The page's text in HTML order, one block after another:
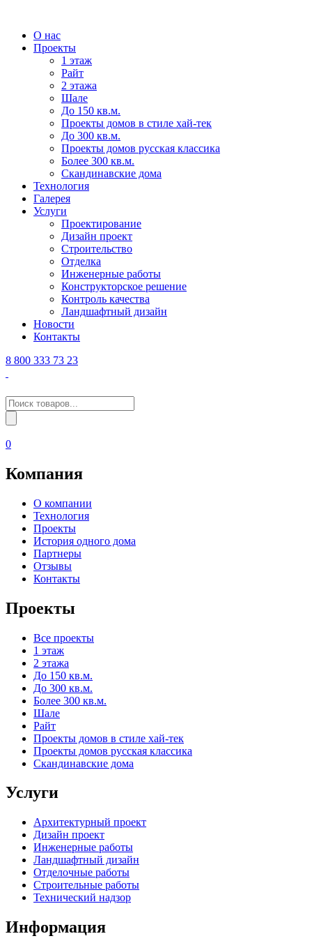
О нас
Проекты
1 этаж
Райт
2 этажа
Шале
До 150 кв.м.
Проекты домов в стиле хай-тек
До 300 кв.м.
Проекты домов русская классика
Более 300 кв.м.
Скандинавские дома
Технология
Галерея
Услуги
Проектирование
Дизайн проект
Строительство
Отделка
Инженерные работы
Конструкторское решение
Контроль качества
Ландшафтный дизайн
Новости
Контакты
8 800 333 73 23
Поиск
товаров
0
Компания
О компании
Технология
Проекты
История одного дома
Партнеры
Отзывы
Контакты
Проекты
Все проекты
1 этаж
2 этажа
До 150 кв.м.
До 300 кв.м.
Более 300 кв.м.
Шале
Райт
Проекты домов в стиле хай-тек
Проекты домов русская классика
Скандинавские дома
Услуги
Архитектурный проект
Дизайн проект
Инженерные работы
Ландшафтный дизайн
Отделочные работы
Строительные работы
Технический надзор
Информация